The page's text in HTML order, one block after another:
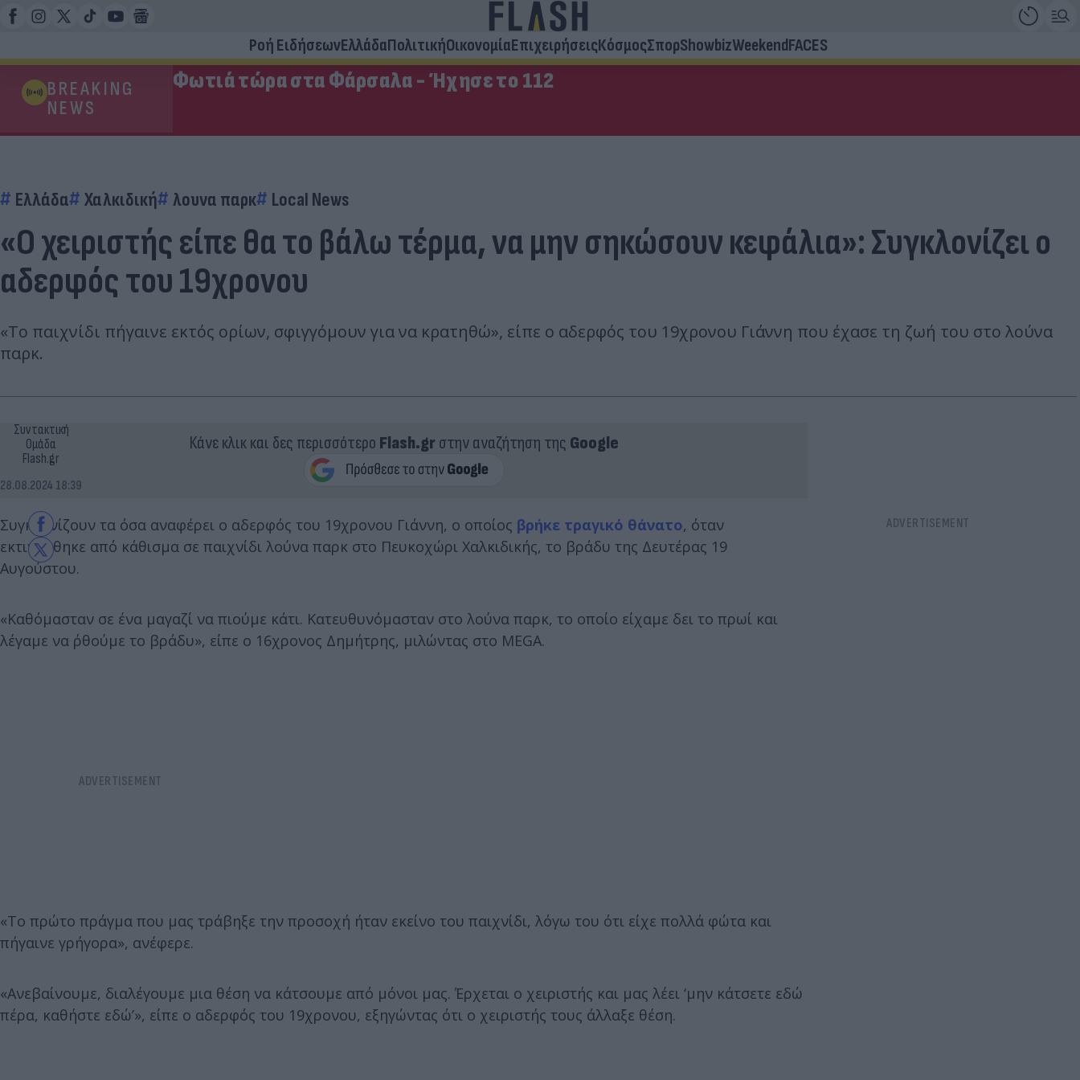
Ροή ΕιδήσεωνΕλλάδαΠολιτικήΟικονομίαΕπιχειρήσειςΚόσμοςΣπορShowbizWeekendFACES
BREAKING
NEWS
Φωτιά τώρα στα Φάρσαλα - Ήχησε το 112
Ελλάδα Χαλκιδική λουνα παρκ Local News
«Ο χειριστής είπε θα το βάλω τέρμα, να μην σηκώσουν κεφάλια»: Συγκλονίζει ο
αδερφός του 19χρονου
«Το παιχνίδι πήγαινε εκτός ορίων, σφιγγόμουν για να κρατηθώ», είπε ο αδερφός του 19χρονου Γιάννη που έχασε τη ζωή του στο λούνα
παρκ.
Συντακτική
Ομάδα
Flash.gr
28.08.2024 18:39
Κάνε κλικ και δες περισσότερο Flash.grστην αναζήτηση της Google
Συγκλονίζουν τα όσα αναφέρει ο αδερφός του 19χρονου Γιάννη, ο οποίος βρήκε τραγικό θάνατο, όταν
εκτινάχθηκε από κάθισμα σε παιχνίδι λούνα παρκ στο Πευκοχώρι Χαλκιδικής, το βράδυ της Δευτέρας 19
Αυγούστου.
«Καθόμασταν σε ένα μαγαζί να πιούμε κάτι. Κατευθυνόμασταν στο λούνα παρκ, το οποίο είχαμε δει το πρωί και
λέγαμε να ΄ρθούμε το βράδυ», είπε ο 16χρονος Δημήτρης, μιλώντας στο MEGA.
«Το πρώτο πράγμα που μας τράβηξε την προσοχή ήταν εκείνο του παιχνίδι, λόγω του ότι είχε πολλά φώτα και
πήγαινε γρήγορα», ανέφερε.
«Ανεβαίνουμε, διαλέγουμε μια θέση να κάτσουμε από μόνοι μας. Έρχεται ο χειριστής και μας λέει ‘μην κάτσετε εδώ
πέρα, καθήστε εδώ’», είπε ο αδερφός του 19χρονου, εξηγώντας ότι ο χειριστής τους άλλαξε θέση.